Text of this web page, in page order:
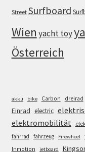
Street Surfboard
Wien yacht toy
Österreich
akku bike Carbon dreirad
Einrad electric
elektromobilität
fahrrad
fahrzeug Firewheel
Inmotion jetboard